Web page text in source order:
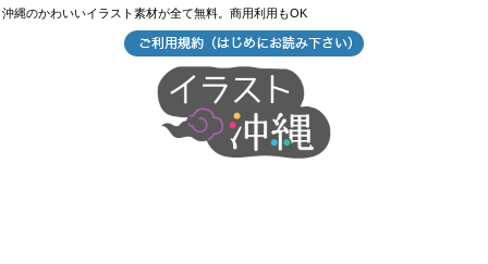
沖縄のかわいいイラスト素材が全て無料。商用利用もOK